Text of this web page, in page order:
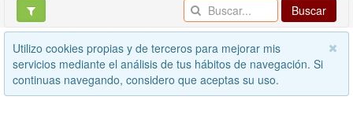
Buscar
Utilizo cookies propias y de terceros para mejorar mis
servicios mediante el análisis de tus hábitos de navegación. Si
continuas navegando, considero que aceptas su uso.